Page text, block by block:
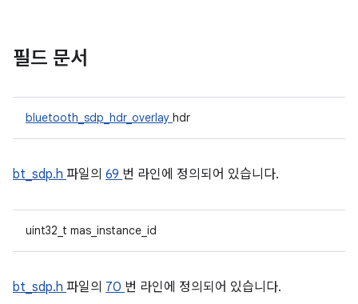
필드 문서
bluetooth_sdp_hdr_overlay hdr
bt_sdp.h 파일의 69 번 라인에 정의되어 있습니다.
uint32_t mas_instance_id
bt_sdp.h 파일의 70 번 라인에 정의되어 있습니다.